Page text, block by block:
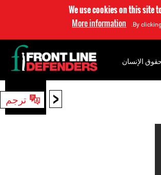
We use cookies on this site
By
More information
< ترجم
الإنسان
بحث